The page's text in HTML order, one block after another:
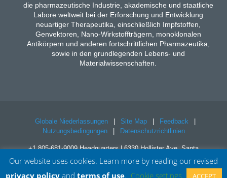
die pharmazeutische Industrie, akademische und staatliche
Labore weltweit bei der Erforschung und Entwicklung
neuartiger Therapeutika, einschließlich Impfstoffen,
Genvektoren, Nano-Wirkstoffträgern, monoklonalen
Antikörpern und anderen fortschrittlichen Pharmazeutika,
sowie in den grundlegenden Lebens- und
Materialwissenschaften.
Globale Niederlassungen Site Map Feedback
Nutzungsbedingungen
Datenschutzrichtlinien
+1 805-681-9009 Headquarters | 6330 Hollister Ave, Santa
Barbara, CA 93117
© Wyatt Technology Corporation. All rights reserved.
Our website uses cookies. Learn more by reading our revised
privacy policyand terms of use. Cookie settings ACCEPT